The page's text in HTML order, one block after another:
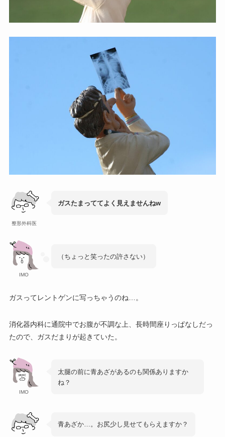
整形外科医
ガスたまっててよく見えませんねw
IMO
（ちょっと笑ったの許さない）
ガスってレントゲンに写っちゃうのね…。
消化器内科に通院中でお腹が不調な上、長時間座りっぱなしだっ
たので、ガスだまりが起きていた。
IMO
太腿の前に青あざがあるのも関係ありますか
ね？
青あざか…。お尻少し見せてもらえますか？